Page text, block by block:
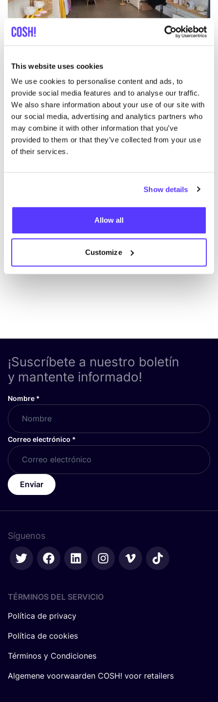
This website uses cookies
We use cookies to personalise content and ads, to
provide social media features and to analyse our traffic.
We also share information about your use of our site with
our social media, advertising and analytics partners who
may combine it with other information that you’ve
provided to them or that they’ve collected from your use
of their services.
Show details
Allow all
Customize
ZD Zero Defects
Añade a la ruta
List Map
¡Suscríbete a nuestro boletín
y mantente informado!
Nombre *
Correo electrónico *
Enviar
Síguenos
TÉRMINOS DEL SERVICIO
Política de privacy
Política de cookies
Términos y Condiciones
Algemene voorwaarden COSH! voor retailers